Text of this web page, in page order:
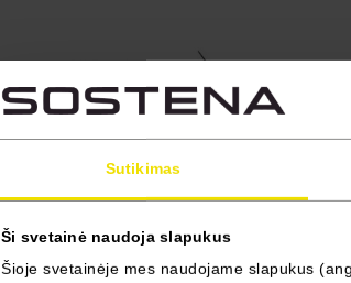
Sutikimas
Ši svetainė naudoja slapukus
Šioje svetainėje mes naudojame slapukus